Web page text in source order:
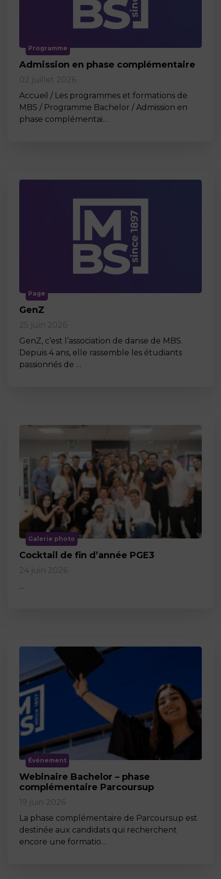
Programme
Admission en phase complémentaire
02 juillet 2026
Accueil / Les programmes et formations de
MBS / Programme Bachelor / Admission en
phase complémentai…
Page
GenZ
25 juin 2026
GenZ, c’est l’association de danse de MBS.
Depuis 4 ans, elle rassemble les étudiants
passionnés de …
Galerie photo
Cocktail de fin d’année PGE3
24 juin 2026
…
Événement
Webinaire Bachelor – phase
complémentaire Parcoursup
19 juin 2026
La phase complémentaire de Parcoursup est
destinée aux candidats qui recherchent
encore une formatio…